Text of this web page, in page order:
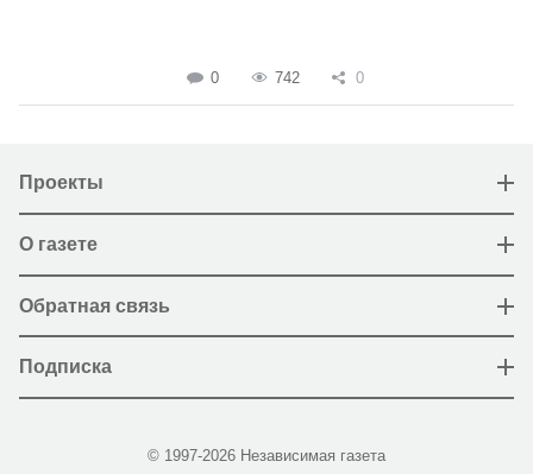
0 742 0
Проекты
О газете
Обратная связь
Подписка
© 1997-2026 Независимая газета